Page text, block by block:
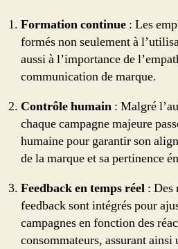
Formation continue : Les
formés non seulement à
aussi à l’importance de
communication de marque.
Contrôle humain : Malgré
chaque campagne majeure
humaine pour garantir son
de la marque et sa pertinence
Feedback en temps réel : Des
feedback sont intégrés pour
campagnes en fonction des
consommateurs, assurant ainsi